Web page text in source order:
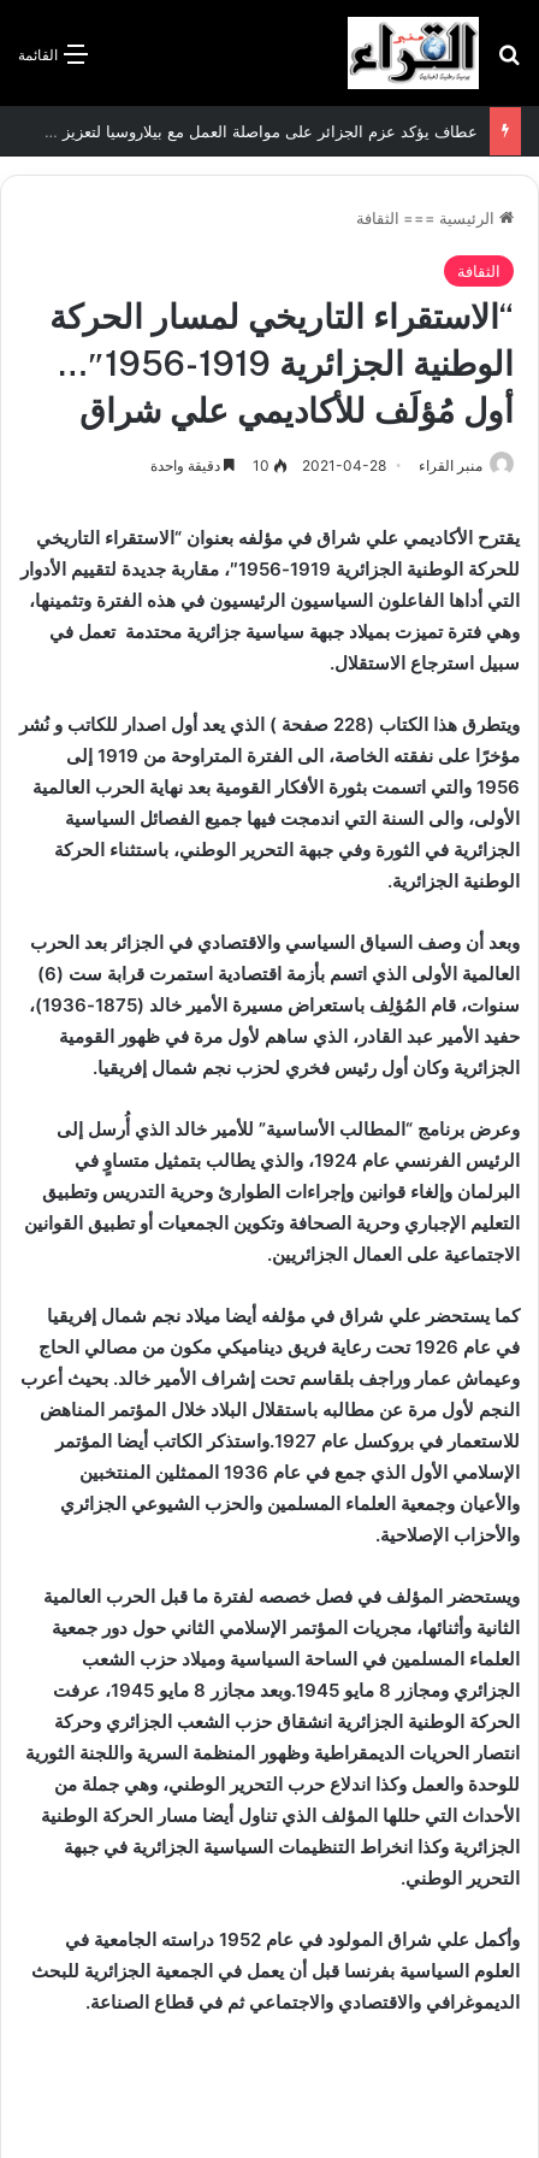
القائمة بحث عن
عطاف يؤكد عزم الجزائر على مواصلة العمل مع بيلاروسيا لتعزيز العلاقات الثنائية
الرئيسية === الثقافة
الثقافة
“الاستقراء التاريخي لمسار الحركة
الوطنية الجزائرية 1919-1956″…
أول مُؤلَف للأكاديمي علي شراق
منبر القراء 2021-04-28
10 دقيقة واحدة
يقترح الأكاديمي علي شراق في مؤلفه بعنوان “الاستقراء التاريخي
للحركة الوطنية الجزائرية 1919-1956″، مقاربة جديدة لتقييم الأدوار
التي أداها الفاعلون السياسيون الرئيسيون في هذه الفترة وتثمينها،
وهي فترة تميزت بميلاد جبهة سياسية جزائرية محتدمة تعمل في
سبيل استرجاع الاستقلال.
ويتطرق هذا الكتاب (228 صفحة ) الذي يعد أول اصدار للكاتب و نُشر
مؤخرًا على نفقته الخاصة، الى الفترة المتراوحة من 1919 إلى
1956 والتي اتسمت بثورة الأفكار القومية بعد نهاية الحرب العالمية
الأولى، والى السنة التي اندمجت فيها جميع الفصائل السياسية
الجزائرية في الثورة وفي جبهة التحرير الوطني، باستثناء الحركة
الوطنية الجزائرية.
وبعد أن وصف السياق السياسي والاقتصادي في الجزائر بعد الحرب
العالمية الأولى الذي اتسم بأزمة اقتصادية استمرت قرابة ست (6)
سنوات، قام المُؤلِف باستعراض مسيرة الأمير خالد (1875-1936)،
حفيد الأمير عبد القادر، الذي ساهم لأول مرة في ظهور القومية
الجزائرية وكان أول رئيس فخري لحزب نجم شمال إفريقيا.
وعرض برنامج “المطالب الأساسية” للأمير خالد الذي أُرسل إلى
الرئيس الفرنسي عام 1924، والذي يطالب بتمثيل متساوٍ في
البرلمان وإلغاء قوانين وإجراءات الطوارئ وحرية التدريس وتطبيق
التعليم الإجباري وحرية الصحافة وتكوين الجمعيات أو تطبيق القوانين
الاجتماعية على العمال الجزائريين.
كما يستحضر علي شراق في مؤلفه أيضا ميلاد نجم شمال إفريقيا
في عام 1926 تحت رعاية فريق ديناميكي مكون من مصالي الحاج
وعيماش عمار وراجف بلقاسم تحت إشراف الأمير خالد. بحيث أعرب
النجم لأول مرة عن مطالبه باستقلال البلاد خلال المؤتمر المناهض
للاستعمار في بروكسل عام 1927.واستذكر الكاتب أيضا المؤتمر
الإسلامي الأول الذي جمع في عام 1936 الممثلين المنتخبين
والأعيان وجمعية العلماء المسلمين والحزب الشيوعي الجزائري
والأحزاب الإصلاحية.
ويستحضر المؤلف في فصل خصصه لفترة ما قبل الحرب العالمية
الثانية وأثنائها، مجريات المؤتمر الإسلامي الثاني حول دور جمعية
العلماء المسلمين في الساحة السياسية وميلاد حزب الشعب
الجزائري ومجازر 8 مايو 1945.وبعد مجازر 8 مايو 1945، عرفت
الحركة الوطنية الجزائرية انشقاق حزب الشعب الجزائري وحركة
انتصار الحريات الديمقراطية وظهور المنظمة السرية واللجنة الثورية
للوحدة والعمل وكذا اندلاع حرب التحرير الوطني، وهي جملة من
الأحداث التي حللها المؤلف الذي تناول أيضا مسار الحركة الوطنية
الجزائرية وكذا انخراط التنظيمات السياسية الجزائرية في جبهة
التحرير الوطني.
وأكمل علي شراق المولود في عام 1952 دراسته الجامعية في
العلوم السياسية بفرنسا قبل أن يعمل في الجمعية الجزائرية للبحث
الديموغرافي والاقتصادي والاجتماعي ثم في قطاع الصناعة.